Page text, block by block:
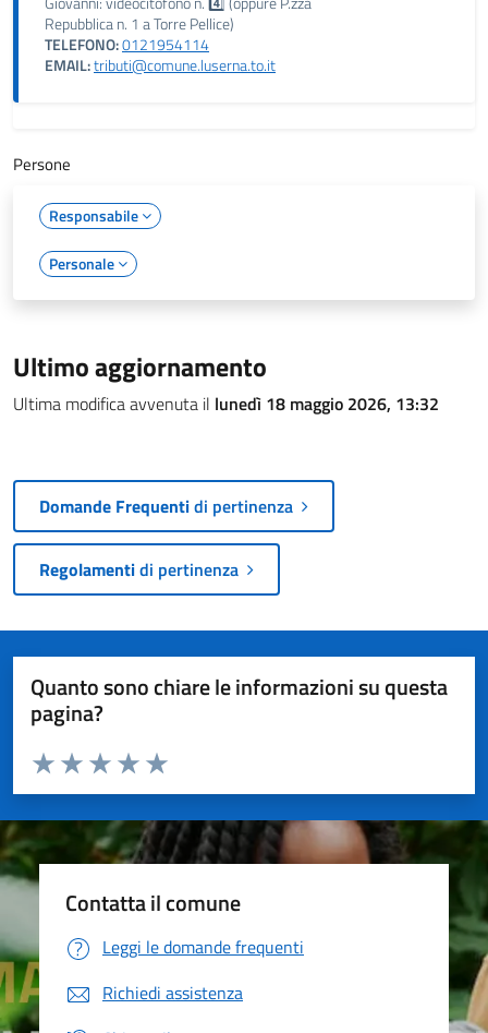
Repubblica n. 1 a Torre Pellice)
TELEFONO:0121954114
EMAIL:tributi@comune.luserna.to.it
Persone
Responsabile
Personale
Ultimo aggiornamento
Ultima modifica avvenuta il lunedì 18 maggio 2026, 13:32
Domande Frequentidi pertinenza
Regolamentidi pertinenza
Quanto sono chiare le informazioni su questa
pagina?
Valuta da 1 a 5 stelle la pagina
Valuta 5 stelle su 5
Valuta 4 stelle su 5
Valuta 3 stelle su 5
Valuta 2 stelle su 5
Valuta 1 stelle su 5
Contatta il comune
Leggi le domande frequenti
Richiedi assistenza